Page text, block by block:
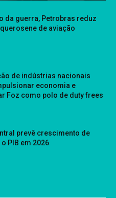
da guerra, Petrobras reduz
de aviação
de indústrias nacionais
economia e
Foz como polo de duty frees
prevê crescimento de
o PIB em 2026